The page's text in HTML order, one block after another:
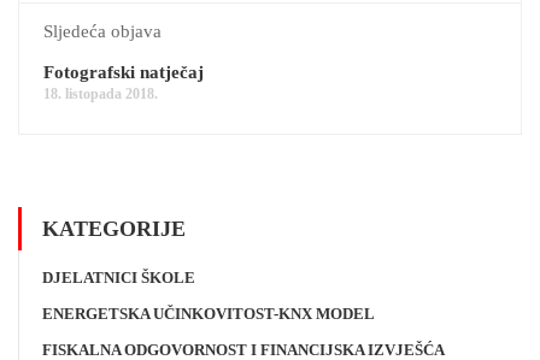
Sljedeća objava
Fotografski natječaj
18. listopada 2018.
KATEGORIJE
DJELATNICI ŠKOLE
ENERGETSKA UČINKOVITOST-KNX MODEL
FISKALNA ODGOVORNOST I FINANCIJSKA IZVJEŠĆA